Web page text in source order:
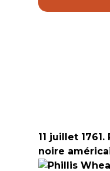
11 juillet
noire